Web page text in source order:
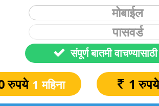
रुपये 1 महिना 1 रुपये